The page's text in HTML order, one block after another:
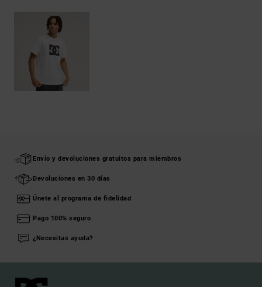
Envío y devoluciones gratuitos para miembros
Devoluciones en 30 días
Únete al programa de fidelidad
Pago 100% seguro
¿Necesitas ayuda?